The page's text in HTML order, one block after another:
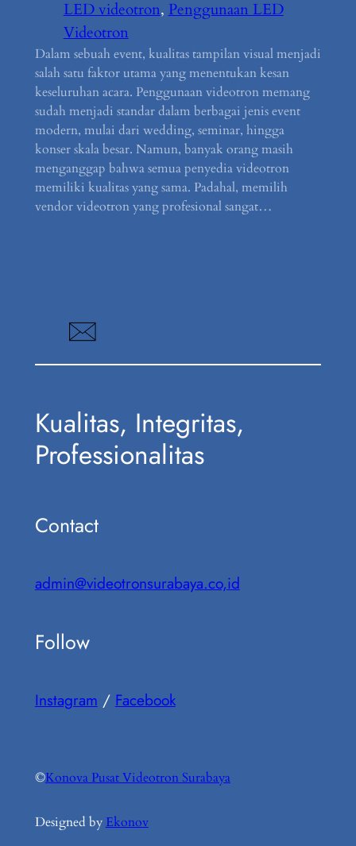
LED videotron, Penggunaan LED
Videotron
Dalam sebuah event, kualitas tampilan visual menjadi
salah satu faktor utama yang menentukan kesan
keseluruhan acara. Penggunaan videotron memang
sudah menjadi standar dalam berbagai jenis event
modern, mulai dari wedding, seminar, hingga
konser skala besar. Namun, banyak orang masih
menganggap bahwa semua penyedia videotron
memiliki kualitas yang sama. Padahal, memilih
vendor videotron yang profesional sangat…
Kualitas, Integritas,
Professionalitas
Contact
admin@videotronsurabaya.co,id
Follow
Instagram / Facebook
©Konova Pusat Videotron Surabaya
Designed byEkonov